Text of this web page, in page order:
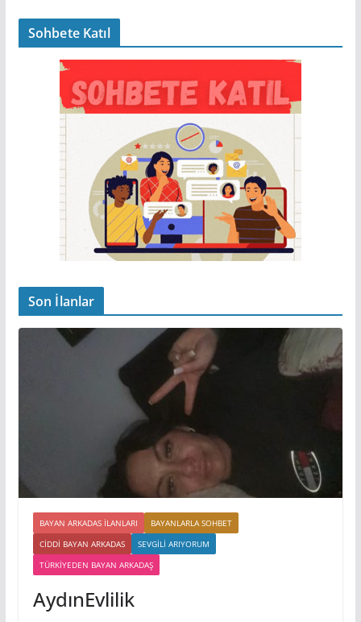
Sohbete Katıl
Son İlanlar
BAYAN ARKADAS ILANLARI
BAYANLARLA SOHBET
CIDDI BAYAN ARKADAS
SEVGILI ARIYORUM
TÜRKIYEDEN BAYAN ARKADAŞ
AydınEvlilik